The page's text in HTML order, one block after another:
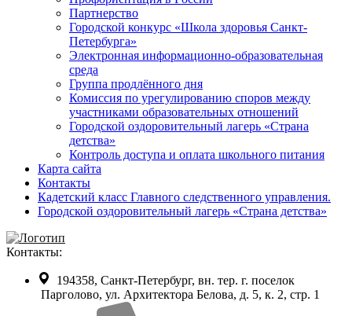
Партнерство
Городской конкурс «Школа здоровья Санкт-
Петербурга»
Электронная информационно-образовательная
среда
Группа продлённого дня
Комиссия по урегулированию споров между
участниками образовательных отношений
Городской оздоровительный лагерь «Страна
детства»
Контроль доступа и оплата школьного питания
Карта сайта
Контакты
Кадетский класс Главного следственного управления.
Городской оздоровительный лагерь «Страна детства»
Контакты:
194358, Санкт-Петербург, вн. тер. г. поселок
Парголово, ул. Архитектора Белова, д. 5, к. 2, cтр. 1